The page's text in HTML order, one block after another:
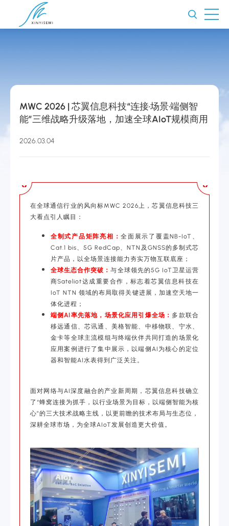
MWC 2026 | 芯翼信息科技“连接·场景·端侧智
能”三维战略升级落地，加速全球AIoT规模商用
2026.03.04
在全球通信行业的风向标MWC 2026上，芯翼信息科技三
大看点引人瞩目：
全制式产品矩阵亮相：全面展示了覆盖NB-IoT、
Cat.1 bis、5G RedCap、NTN及GNSS的多制式芯
片产品，以全场景连接能力夯实万物互联底座；
全球生态合作突破：与全球领先的5G IoT卫星运营
商Sateliot达成重要合作，标志着芯翼信息科技在
IoT NTN 领域的布局取得关键进展，加速空天地一
体化进程；
端侧AI率先落地，场景化应用引爆全场： 多款联合
移远通信、芯讯通、美格智能、中移物联、宁水、
金卡等全球主流模组与终端伙伴共同打造的场景化
应用案例进行了集中展示，以端侧AI为核心的定位
器和智能AI水表得到广泛关注。
面对网络与AI深度融合的产业新周期，芯翼信息科技确立
了“蜂窝连接为抓手，以行业场景为目标，以端侧智能为核
心”的三大技术战略主线，以更前瞻的技术布局与生态位，
深耕全球市场，为全球AIoT发展创造更大价值。